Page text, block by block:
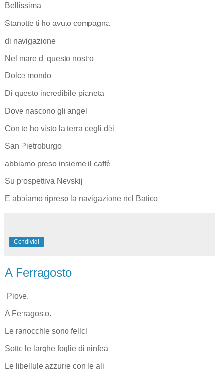
Bellissima
Stanotte ti ho avuto compagna
di navigazione
Nel mare di questo nostro
Dolce mondo
Di questo incredibile pianeta
Dove nascono gli angeli
Con te ho visto la terra degli dèi
San Pietroburgo
abbiamo preso insieme il caffè
Su prospettiva Nevskij
E abbiamo ripreso la navigazione nel Batico
Condividi
A Ferragosto
Piove.
A Ferragosto.
Le ranocchie sono felici
Sotto le larghe foglie di ninfea
Le libellule azzurre con le ali